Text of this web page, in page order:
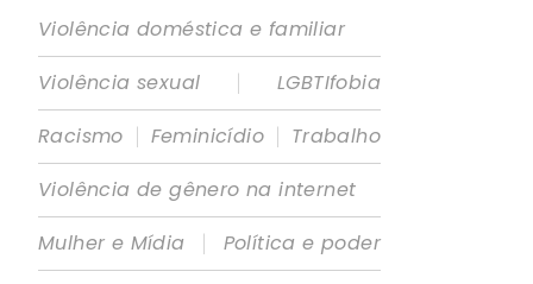
Violência doméstica e familiar
Violência sexual
|
LGBTIfobia
Racismo | Feminicídio | Trabalho
Violência de gênero na internet
Mulher e Mídia
|
Política e poder